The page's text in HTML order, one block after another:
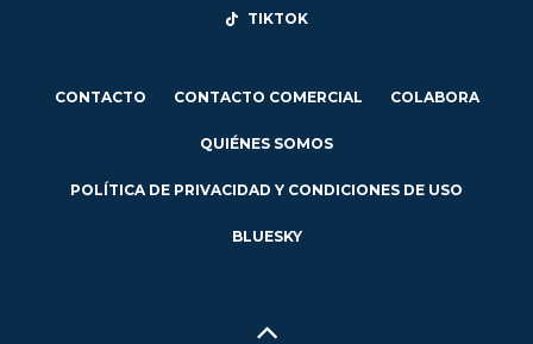
TIKTOK
CONTACTO CONTACTO COMERCIAL COLABORA
QUIÉNES SOMOS
POLÍTICA DE PRIVACIDAD Y CONDICIONES DE USO
BLUESKY